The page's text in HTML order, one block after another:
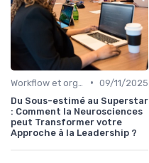
• 09/11/2025
Du Sous-estimé au Superstar
: Comment la Neurosciences
peut Transformer votre
Approche à la Leadership ?